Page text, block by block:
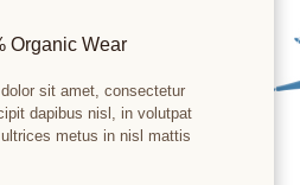
Organic Wear
sit amet, consectetur
dapibus nisl, in volutpat
metus in nisl mattis